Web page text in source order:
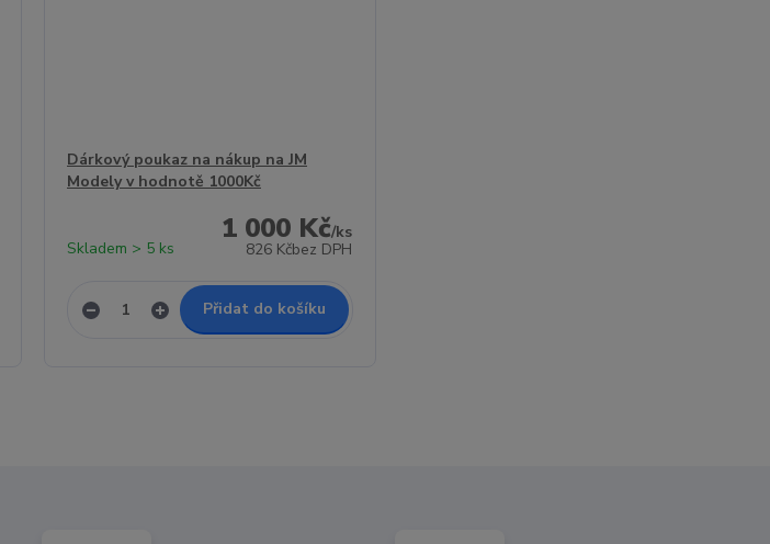
Dárkový poukaz na nákup na JM
Modely v hodnotě 1000Kč
1 000 Kč/ks
826 Kčbez DPH
Skladem > 5 ks
Přidat do košíku